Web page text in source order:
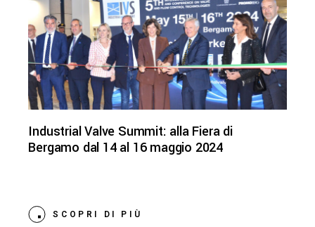
Industrial Valve Summit: alla Fiera di
Bergamo dal 14 al 16 maggio 2024
SCOPRI DI PIÙ